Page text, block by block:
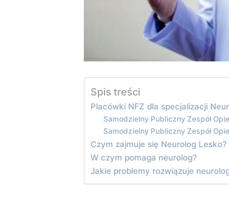
Spis treści
Placówki NFZ dla specjalizacji
Samodzielny Publiczny Zespół
Samodzielny Publiczny Zespół
Czym zajmuje się Neurolog Lesko?
W czym pomaga neurolog?
Jakie problemy rozwiązuje